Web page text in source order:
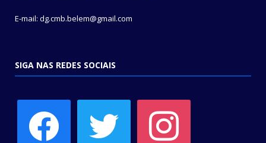
E-mail: dg.cmb.belem@gmail.com
SIGA NAS REDES SOCIAIS